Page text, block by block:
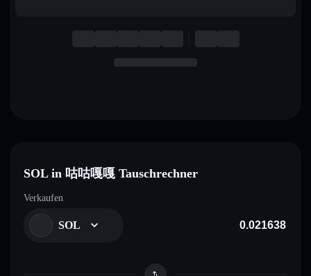
SOL in 咕咕嘎嘎 Tauschrechner
Verkaufen
SOL